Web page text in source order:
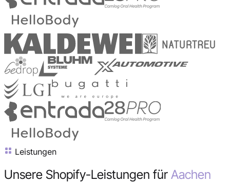
Leistungen
Unsere Shopify-Leistungen für Aachen